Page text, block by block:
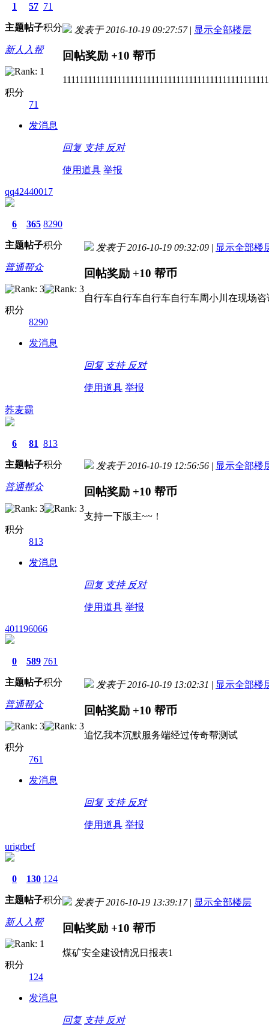
1
主题
57
帖子
71
积分
新人入帮
积分
71
发消息
发表于 2016-10-19 09:27:57 | 显示全部楼层
回帖奖励 +10 帮币
回复 支持 反对
使用道具 举报
qq42440017
6
主题
365
帖子
8290
积分
普通帮众
积分
8290
发消息
发表于 2016-10-19 09:32:09 | 显示全部楼
回帖奖励 +10 帮币
自行车自行车自行车自行车周小川在现场
回复 支持 反对
使用道具 举报
荞麦霸
6
主题
81
帖子
813
积分
普通帮众
积分
813
发消息
发表于 2016-10-19 12:56:56 | 显示全部楼
回帖奖励 +10 帮币
支持一下版主~~！
回复 支持 反对
使用道具 举报
401196066
0
主题
589
帖子
761
积分
普通帮众
积分
761
发消息
发表于 2016-10-19 13:02:31 | 显示全部楼
回帖奖励 +10 帮币
追忆我本沉默服务端经过传奇帮测试
回复 支持 反对
使用道具 举报
urigrbef
0
主题
130
帖子
124
积分
新人入帮
积分
124
发消息
发表于 2016-10-19 13:39:17 | 显示全部楼层
回帖奖励 +10 帮币
煤矿安全建设情况日报表1
回复 支持 反对